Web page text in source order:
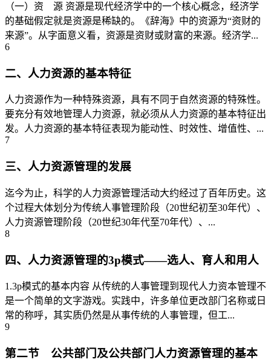
（一）资 源 资源是现代经济学中的一个核心概念，经济学
的基础假定就是资源是稀缺的。《辞海》中的资源为“资财的
来源”。从字面意义看，资源是资财或财富的来源。经济学...
6
二、人力资源的基本特征
人力资源作为一种特殊资源，具有不同于自然资源的特殊性。
要充分有效地管理人力资源，就必须从人力资源的基本特征出
发。人力资源的基本特征表现为能动性、时效性、增值性、...
7
三、人力资源管理的发展
迄今为止，科学的人力资源管理活动大约经过了百年历史。这
个过程大体划分为传统人事管理阶段（20世纪初至30年代）、
人力资源管理阶段（20世纪30年代至70年代）、...
8
四、人力资源管理的3p模式——选人、育人和用人
1.3p模式的基本内容 从传统的人事管理到现代人力资本管理不
是一个简单的文字游戏。实践中，许多单位更改部门名称或日
常的称呼，其实质仍然是从事传统的人事管理，但工...
9
第二节 公共部门及公共部门人力资源管理的基本